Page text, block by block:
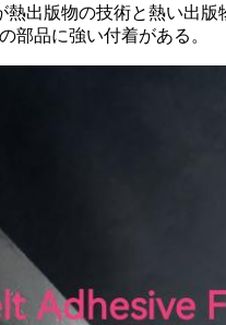
出版物の技術と熱い出版
部品に強い付着がある。